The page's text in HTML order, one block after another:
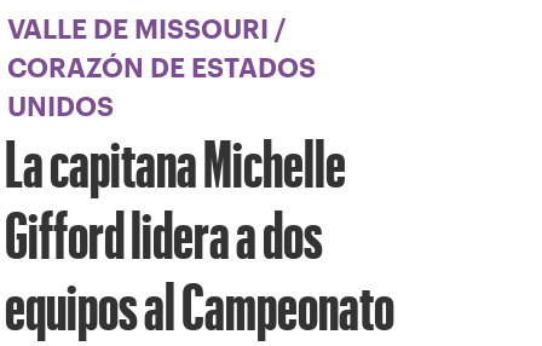
VALLE DE MISSOURI
/
CORAZÓN DE ESTADOS
UNIDOS
La capitana Michelle
Gifford lidera a dos
equipos al Campeonato